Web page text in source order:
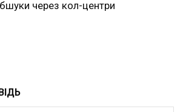
через кол-центри